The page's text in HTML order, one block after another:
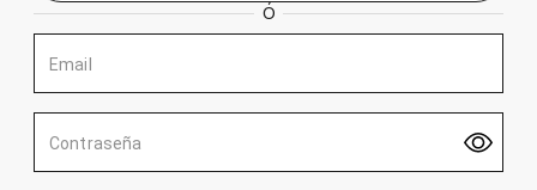
Ó
Email
Contraseña